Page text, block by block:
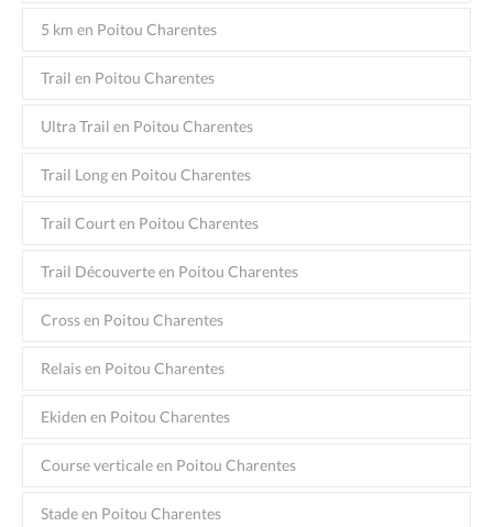
5 km en Poitou Charentes
Trail en Poitou Charentes
Ultra Trail en Poitou Charentes
Trail Long en Poitou Charentes
Trail Court en Poitou Charentes
Trail Découverte en Poitou Charentes
Cross en Poitou Charentes
Relais en Poitou Charentes
Ekiden en Poitou Charentes
Course verticale en Poitou Charentes
Stade en Poitou Charentes